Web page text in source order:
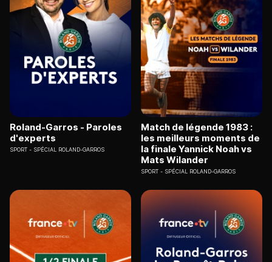
Roland-Garros - Paroles
d'experts
SPORT SPÉCIAL ROLAND-GARROS
Match de légende 1983 :
les meilleurs moments de
la finale Yannick Noah vs
Mats Wilander
SPORT SPÉCIAL ROLAND-GARROS